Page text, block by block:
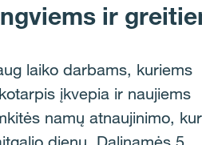
ir
laiko darbams, kuriems
įkvepia ir naujiems
namų atnaujinimo,